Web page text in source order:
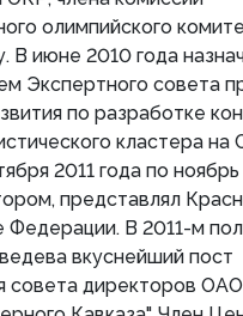
олимпийского
В июне 2010 года
Экспертного совета
по разработке
кластера
2011 года по
представлял
Федерации. В 2011-м
вкуснейший пост
совета директоров ОАО